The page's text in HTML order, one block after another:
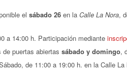
el sábado 26 en la Calle La Nora,
a 14:00 h. Participación mediante
de puertas abiertas sábado y domingo,
de 11:00 a 19:00 h. en la Calle